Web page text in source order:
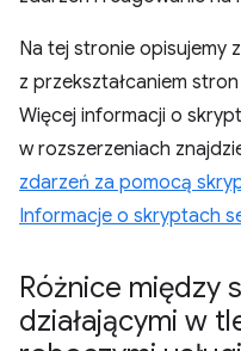
Na tej stronie opisujemy
z przekształcaniem
Więcej informacji o
w rozszerzeniach
zdarzeń za pomocą
Informacje o skryptach
Różnice między
działającymi w